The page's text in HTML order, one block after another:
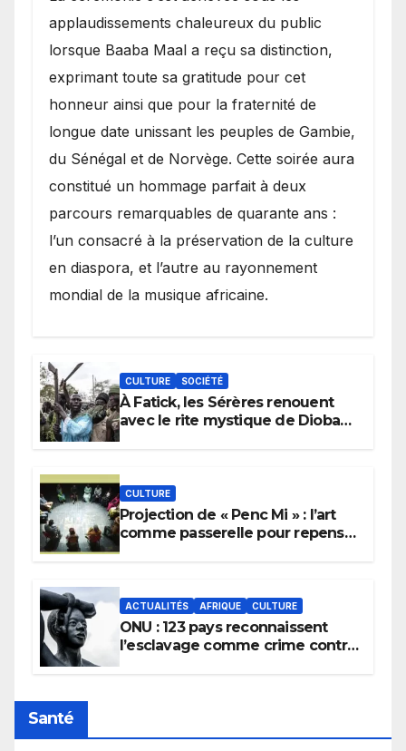
applaudissements chaleureux du public
lorsque Baaba Maal a reçu sa distinction,
exprimant toute sa gratitude pour cet
honneur ainsi que pour la fraternité de
longue date unissant les peuples de Gambie,
du Sénégal et de Norvège. Cette soirée aura
constitué un hommage parfait à deux
parcours remarquables de quarante ans :
l’un consacré à la préservation de la culture
en diaspora, et l’autre au rayonnement
mondial de la musique africaine.
CULTURE SOCIÉTÉ
À Fatick, les Sérères renouent
avec le rite mystique de Diobaye
CULTURE
Projection de « Penc Mi » : l’art
comme passerelle pour repenser
ACTUALITÉS AFRIQUE CULTURE
ONU : 123 pays reconnaissent
l’esclavage comme crime contre
Santé